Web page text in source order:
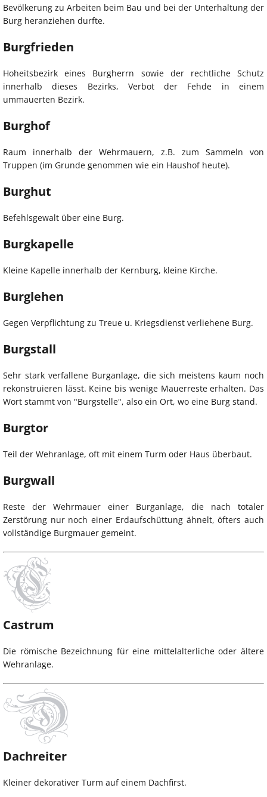
Bevölkerung zu Arbeiten beim Bau und bei der Unterhaltung der
Burg heranziehen durfte.
Burgfrieden
Hoheitsbezirk eines Burgherrn sowie der rechtliche Schutz
innerhalb dieses Bezirks, Verbot der Fehde in einem
ummauerten Bezirk.
Burghof
Raum innerhalb der Wehrmauern, z.B. zum Sammeln von
Truppen (im Grunde genommen wie ein Haushof heute).
Burghut
Befehlsgewalt über eine Burg.
Burgkapelle
Kleine Kapelle innerhalb der Kernburg, kleine Kirche.
Burglehen
Gegen Verpflichtung zu Treue u. Kriegsdienst verliehene Burg.
Burgstall
Sehr stark verfallene Burganlage, die sich meistens kaum noch
rekonstruieren lässt. Keine bis wenige Mauerreste erhalten. Das
Wort stammt von "Burgstelle", also ein Ort, wo eine Burg stand.
Burgtor
Teil der Wehranlage, oft mit einem Turm oder Haus überbaut.
Burgwall
Reste der Wehrmauer einer Burganlage, die nach totaler
Zerstörung nur noch einer Erdaufschüttung ähnelt, öfters auch
vollständige Burgmauer gemeint.
Castrum
Die römische Bezeichnung für eine mittelalterliche oder ältere
Wehranlage.
Dachreiter
Kleiner dekorativer Turm auf einem Dachfirst.